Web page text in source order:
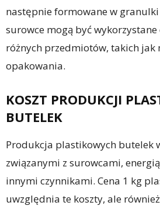
następnie formowane w
surowce mogą być
różnych przedmiotów, takich jak
opakowania.
KOSZT PRODUKCJI
BUTELEK
Produkcja plastikowych butelek
związanymi z surowcami,
innymi czynnikami. Cena 1 kg
uwzględnia te koszty, ale